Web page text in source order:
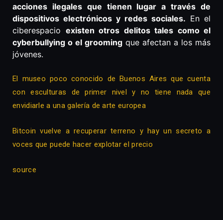
acciones ilegales que tienen lugar a través de
dispositivos electrónicos y redes sociales. En el
ciberespacio existen otros delitos tales como el
cyberbullying o el grooming que afectan a los más
jóvenes.
El museo poco conocido de Buenos Aires que cuenta
con esculturas de primer nivel y no tiene nada que
envidiarle a una galería de arte europea
Bitcoin vuelve a recuperar terreno y hay un secreto a
voces que puede hacer explotar el precio
source